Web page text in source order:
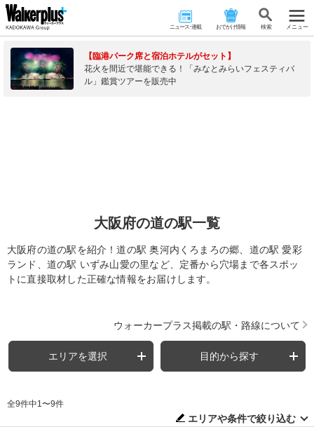
ニュース･連載 おでかけ情報 検 索 メニュー
【臨港パーク席と宿泊ホテルがセット】
花火を間近で堪能できる！「みなとみらいフェスティバ
ル」鑑賞ツアーを販売中
大阪府の道の駅一覧
大阪府の道の駅を紹介！道の駅 奥河内くろまろの郷、道の駅 愛彩
ランド、道の駅 いずみ山愛の里など、定番から穴場まで各スポッ
トに直接取材した正確な情報をお届けします。
ウォーカープラス掲載の駅・路線について
エリアを選択 目的から探す
全9件中1〜9件
エリアや条件で絞り込む